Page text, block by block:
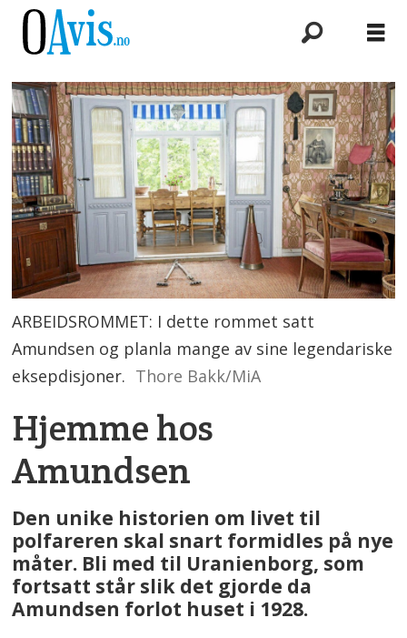
ARBEIDSROMMET: I dette rommet satt
Amundsen og planla mange av sine legendariske
eksepdisjoner. Thore Bakk/MiA
Hjemme hos
Amundsen
Den unike historien om livet til
polfareren skal snart formidles på nye
måter. Bli med til Uranienborg, som
fortsatt står slik det gjorde da
Amundsen forlot huset i 1928.